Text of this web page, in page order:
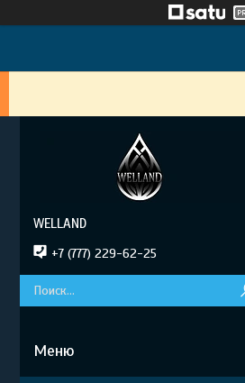
WELLAND
+7 (777) 229-62-25